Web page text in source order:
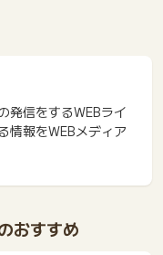
発信をするWEBライ
情報をWEBメディア
おすすめ